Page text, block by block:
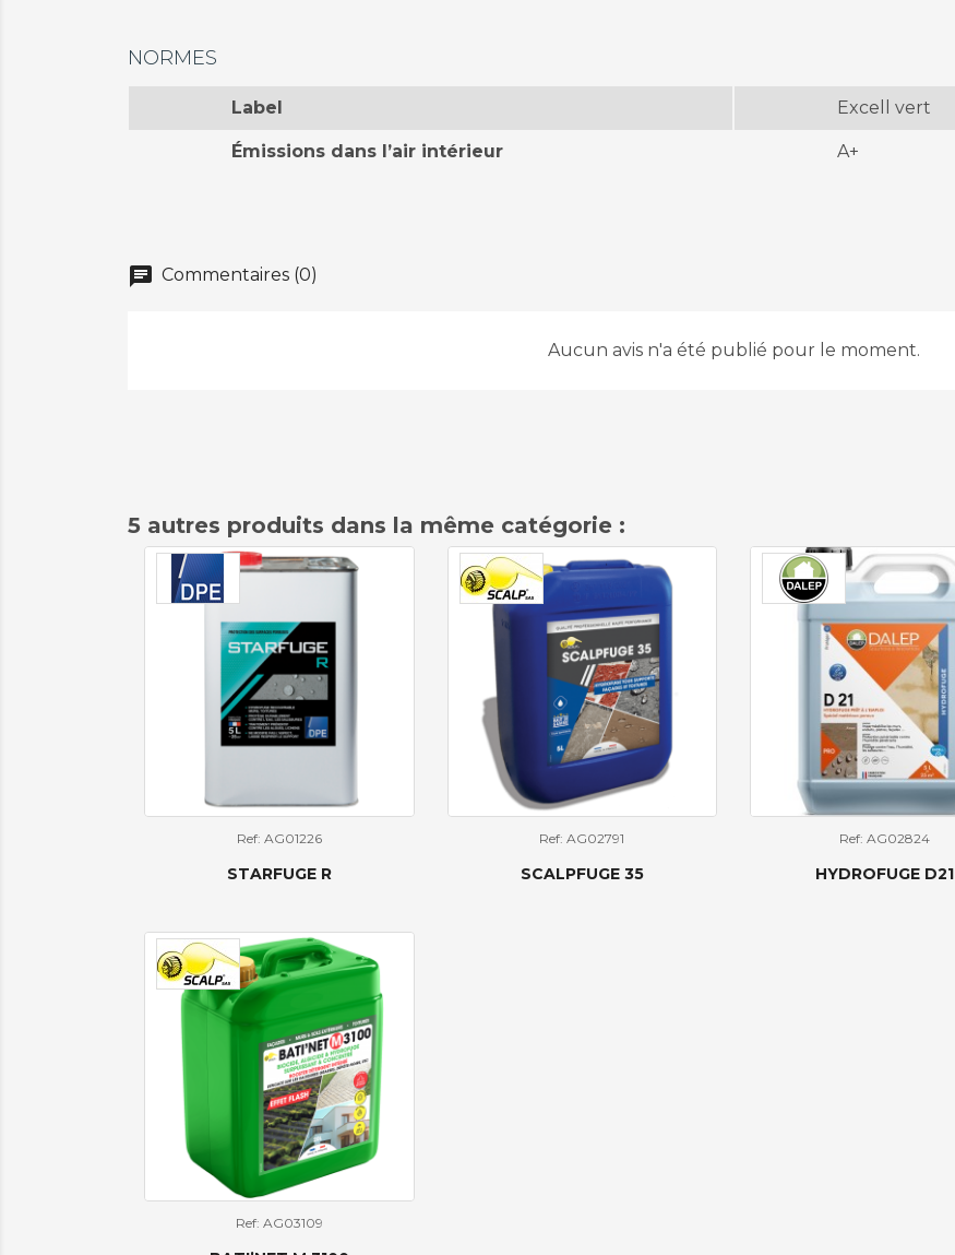
NORMES
Label Excell vert
Émissions dans l’air intérieur A+
chat Commentaires (0)
Aucun avis n'a été publié pour le moment.
5 autres produits dans la même catégorie :
Ref: AG01226
STARFUGE R
Ref: AG02791
SCALPFUGE 35
Ref: AG02824
HYDROFUGE D21
Ref: AG03109